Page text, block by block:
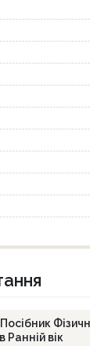
Ранній вік